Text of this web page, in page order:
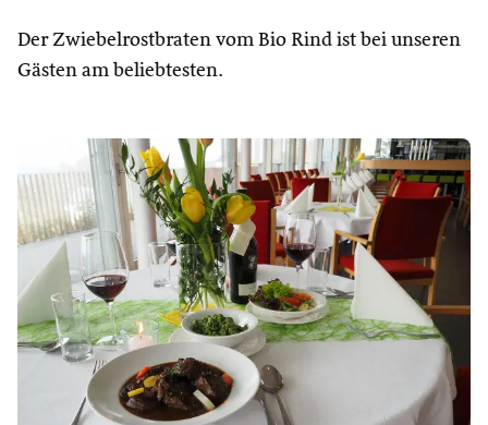
Der Zwiebelrostbraten vom Bio Rind ist bei unseren
Gästen am beliebtesten.